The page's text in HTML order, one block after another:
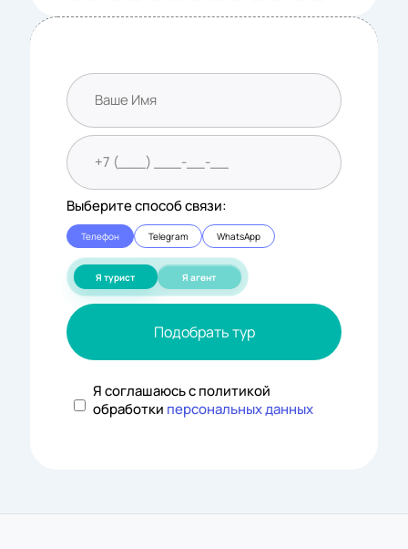
Выберите способ связи:
Телефон Telegram WhatsApp
Я турист Я агент
Подобрать тур
Я соглашаюсь с политикой
обработки персональных данных